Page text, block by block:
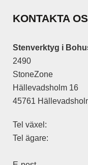
KONTAKTA
Stenverktyg i
2490
StoneZone
Hällevadsholm 16
45761
Tel växel:
Tel ägare: